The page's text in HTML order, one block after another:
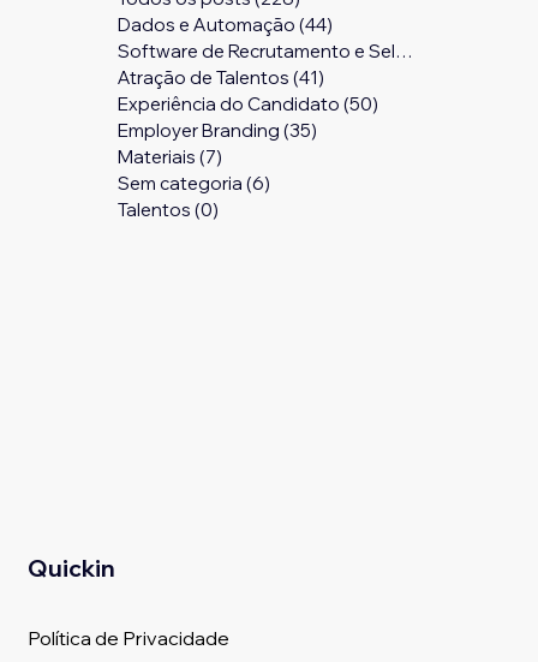
Dados e Automação (44)
Software de Recrutamento e Seleção
Atração de Talentos (41)
Experiência do Candidato (50)
Employer Branding (35)
Materiais (7)
Sem categoria (6)
Talentos (0)
Quickin
Política de Privacidade